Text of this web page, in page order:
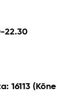
22.30
16113 (Kõne